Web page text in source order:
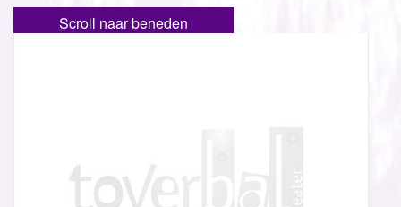
Scroll naar beneden